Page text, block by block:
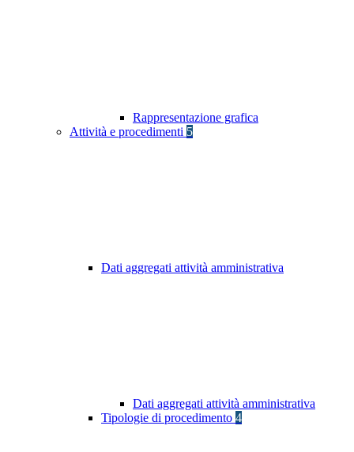
Rappresentazione grafica
Attività e procedimenti 5
Dati aggregati attività amministrativa
Dati aggregati attività amministrativa
Tipologie di procedimento 4